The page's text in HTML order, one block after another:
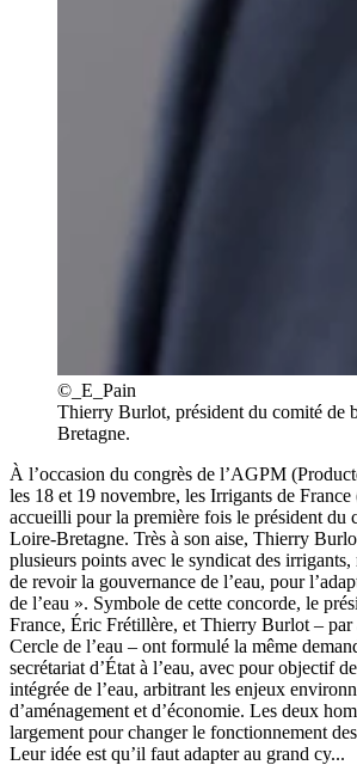
©_E_Pain
Thierry Burlot, président du comité de
Bretagne.
À l’occasion du congrès de l’AGPM
les 18 et 19 novembre, les Irrigants de
accueilli pour la première fois le président du
Loire-Bretagne. Très à son aise, Thierry
plusieurs points avec le syndicat des irrigants,
de revoir la gouvernance de l’eau, pour
de l’eau ». Symbole de cette concorde, le
France, Éric Frétillère, et Thierry Burlot – par
Cercle de l’eau – ont formulé la même
secrétariat d’État à l’eau, avec pour objectif
intégrée de l’eau, arbitrant les enjeux
d’aménagement et d’économie. Les deux
largement pour changer le fonctionnement
Leur idée est qu’il faut adapter au grand cy...